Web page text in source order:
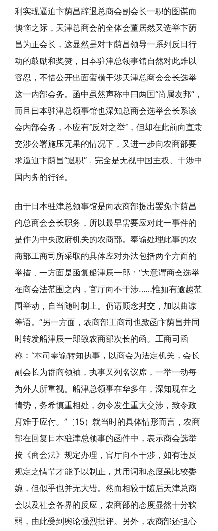
利实现逼迫卞荫昌辞退总商会副会长一职的图谋而
懊恼之际，天津总商会的全体会董居然又选举卞荫
昌为正会长，这显然是对卞荫昌领导一系列反日行
动的鼓励和奖赞，日本驻津总领事馆自然对此难以
容忍，不惜公开出面蛮横干涉天津总商会会长选举
这一内部会务。函中虽然声称中曰两国“尚属友邦”，
而且曰本驻津总领事馆也深知总商会选举会长系该
会内部会务，不应有“反对之举”，但却在此前向直隶
交涉公署施压无果的情况下，又进一步向农商部要
求逼迫卞荫昌“退职”，完全是无视中国主权、干涉中
国内务的行径。
由于日本驻津总领事馆是向农商部提出罢免卞荫昌
的总商会会长职务，所以最早需要应对此一事件的
是作为中央政府机关的农商部。奉谕处理此事的农
商部工商司所采取的具体应对办法包括两个方面的
举措，一方面是函复船津辰一郎：“大意谓商会选举
在商会法范围之内，官厅向不干涉……惟如有逾越范
围举动，自当随时制止。仍请顾念邦交，加以曲谅
等语。”另一方面，农商部工商司也致函卞荫昌并同
时转发船津辰一郎致农商部次长的函。工商司函
称：“本司奉谕转知执事，以商会为法定机关，会长
副会长为群商领袖，执事又列名议席，一举一动每
为外人所重视。船津总领事在华多年，深知现在之
情势，务希慎重相处，勿令发生重大交涉，致令政
府难于应付。”（15）就当时的具体情形而言，农商
部在回复日本驻津总领事的函件中，表示商会选举
按《商会法》规定办理，官厅向不干涉，如有违反
规定之情节才能予以制止，其用词和态度虽比较委
婉，但似乎也并无大错。然而相较于随后天津总商
会以及社会各界的反应，农商部的态度显然十分软
弱，由此受到舆论强烈批评。另外，农商部还担心